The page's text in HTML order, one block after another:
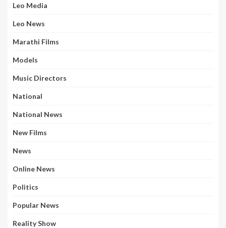
Leo Media
Leo News
Marathi Films
Models
Music Directors
National
National News
New Films
News
Online News
Politics
Popular News
Reality Show